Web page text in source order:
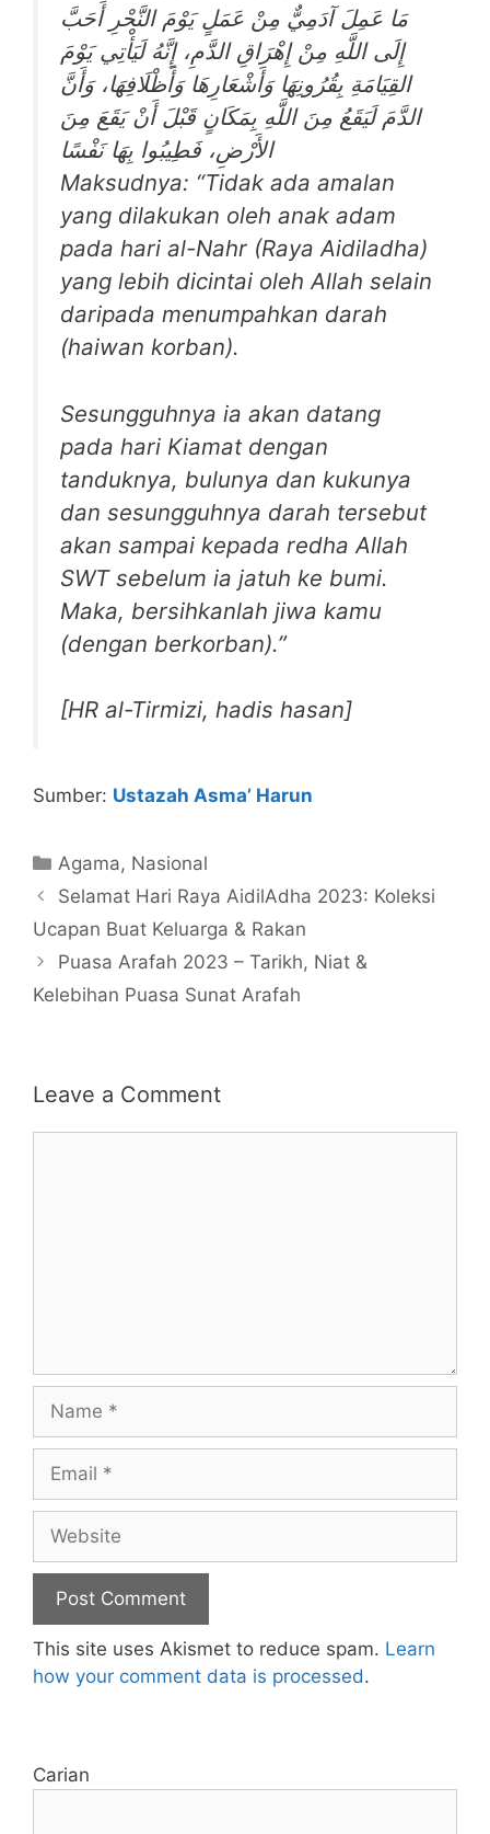
مَا عَمِلَ آدَمِيٌّ مِنْ عَمَلٍ يَوْمَ النَّحْرِ أَحَبَّ
إِلَى اللَّهِ مِنْ إِهْرَاقِ الدَّمِ، إِنَّهُ لَيَأْتِي يَوْمَ
القِيَامَةِ بِقُرُونِهَا وَأَشْعَارِهَا وَأَظْلَافِهَا، وَأَنَّ
الدَّمَ لَيَقَعُ مِنَ اللَّهِ بِمَكَانٍ قَبْلَ أَنْ يَقَعَ مِنَ
الأَرْضِ، فَطِيبُوا بِهَا نَفْسًا
Maksudnya: “Tidak ada amalan
yang dilakukan oleh anak adam
pada hari al-Nahr (Raya Aidiladha)
yang lebih dicintai oleh Allah selain
daripada menumpahkan darah
(haiwan korban).
Sesungguhnya ia akan datang
pada hari Kiamat dengan
tanduknya, bulunya dan kukunya
dan sesungguhnya darah tersebut
akan sampai kepada redha Allah
SWT sebelum ia jatuh ke bumi.
Maka, bersihkanlah jiwa kamu
(dengan berkorban).”
[HR al-Tirmizi, hadis hasan]
Sumber: Ustazah Asma’ Harun
Categories
Agama, Nasional
Selamat Hari Raya AidilAdha 2023: Koleksi
Ucapan Buat Keluarga & Rakan
Puasa Arafah 2023 – Tarikh, Niat &
Kelebihan Puasa Sunat Arafah
Leave a Comment
This site uses Akismet to reduce spam. Learn
how your comment data is processed.
Carian